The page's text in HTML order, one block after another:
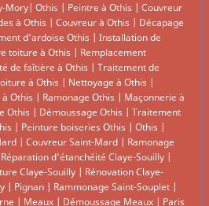
Mory| Othis | Peintre à Othis | Couvreur
à Othis | Couvreur à Othis | Décapage
d'ardoise Othis | Installation de
toiture à Othis | Remplacement
de faîtière à Othis | Traitement de
à Othis | Nettoyage à Othis |
Othis | Ramonage Othis | Maçonnerie à
Othis | Démoussage Othis | Traitement
| Peinture boiseries Othis | Othis |
| Couvreur Saint-Mard | Ramonage
Réparation d'étanchéité Claye-Souilly |
Claye-Souilly | Rénovation Claye-
| Pignan | Rammonage Saint-Souplet |
| Meaux | Démoussage Meaux | Paris